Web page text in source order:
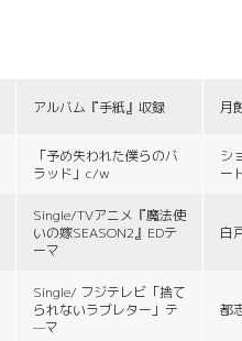
アルバム『手紙』収録 月
「予め失われた僕らのバ
ラッド」c/w
シ
ー
Single/TVアニメ『魔法使
いの嫁SEASON2』EDテ
ーマ
白
Single/ フジテレビ「捨て
られないラブレター」テ
—マ
都